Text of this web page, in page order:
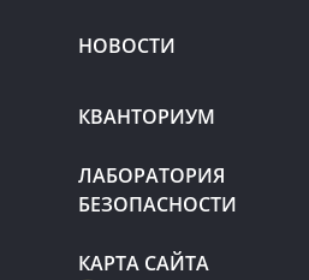
НОВОСТИ
КВАНТОРИУМ
ЛАБОРАТОРИЯ
БЕЗОПАСНОСТИ
КАРТА САЙТА